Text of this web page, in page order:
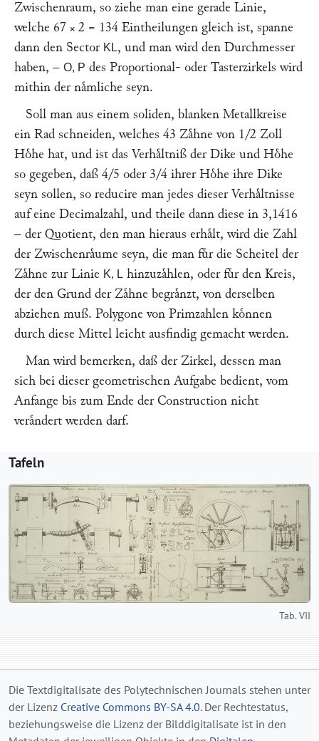
Zwischenraum, so ziehe man eine gerade Linie,
welche 67 × 2 = 134 Eintheilungen gleich ist, spanne
dann den Sector KL, und man wird den Durchmesser
haben, – O, P des Proportional- oder Tasterzirkels wird
mithin der naͤmliche seyn.
Soll man aus einem soliden, blanken Metallkreise
ein Rad schneiden, welches 43 Zaͤhne von 1/2 Zoll
Hoͤhe hat, und ist das Verhaͤltniß der Dike und Hoͤhe
so gegeben, daß 4/5 oder 3/4 ihrer Hoͤhe ihre Dike
seyn sollen, so reducire man jedes dieser Verhaͤltnisse
auf eine Decimalzahl, und theile dann diese in 3,1416
– der Quotient, den man hieraus erhaͤlt, wird die Zahl
der Zwischenraͤume seyn, die man fuͤr die Scheitel der
Zaͤhne zur Linie K, L hinzuzaͤhlen, oder fuͤr den Kreis,
der den Grund der Zaͤhne begraͤnzt, von derselben
abziehen muß. Polygone von Primzahlen koͤnnen
durch diese Mittel leicht ausfindig gemacht werden.
Man wird bemerken, daß der Zirkel, dessen man
sich bei dieser geometrischen Aufgabe bedient, vom
Anfange bis zum Ende der Construction nicht
veraͤndert werden darf.
Tafeln
Tab. VII
Die Textdigitalisate des Polytechnischen Journals stehen unter
der Lizenz Creative Commons BY-SA 4.0. Der Rechtestatus,
beziehungsweise die Lizenz der Bilddigitalisate ist in den